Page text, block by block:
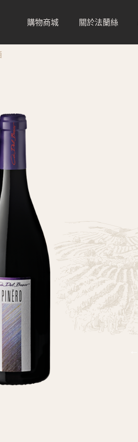
購物商城 關於法蘭絲
(16)
(15)
(13)
(11)
(11)
(03)
– Gold (98)